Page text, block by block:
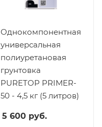
Однокомпонентная
универсальная
полиуретановая
грунтовка
PURETOP PRIMER-
50 - 4,5 кг (5 литров)
5 600 руб.